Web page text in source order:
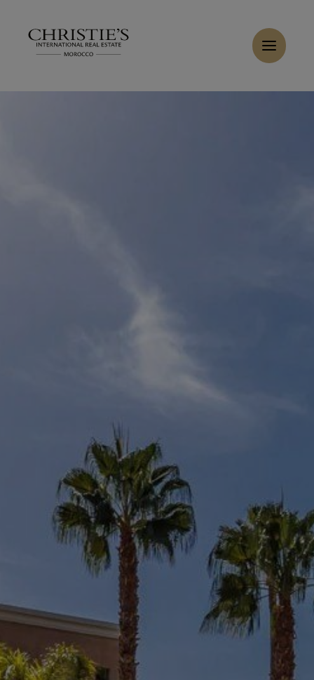
Acheter Villa 19 pièces 3600 m² Marrakech